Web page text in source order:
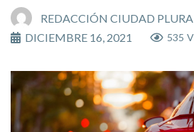
REDACCIÓN CIUDAD
DICIEMBRE 16, 2021
535